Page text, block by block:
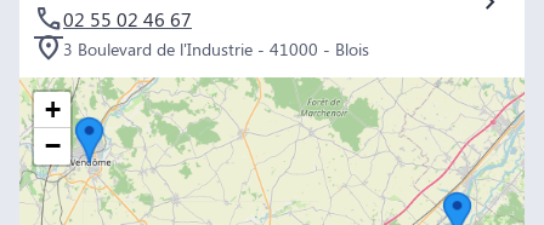
02 55 02 46 67
3 Boulevard de l'Industrie - 41000 - Blois
+
−